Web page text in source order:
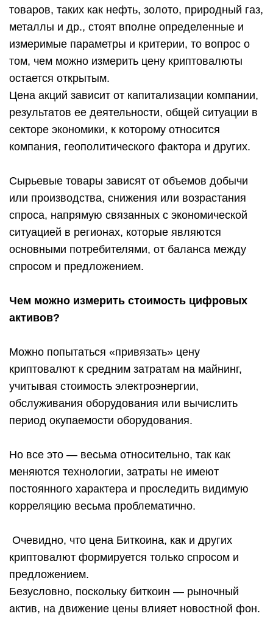
товаров, таких как нефть, золото, природный газ,
металлы и др., стоят вполне определенные и
измеримые параметры и критерии, то вопрос о
том, чем можно измерить цену криптовалюты
остается открытым.
Цена акций зависит от капитализации компании,
результатов ее деятельности, общей ситуации в
секторе экономики, к которому относится
компания, геополитического фактора и других.
Сырьевые товары зависят от объемов добычи
или производства, снижения или возрастания
спроса, напрямую связанных с экономической
ситуацией в регионах, которые являются
основными потребителями, от баланса между
спросом и предложением.
Чем можно измерить стоимость цифровых
активов?
Можно попытаться «привязать» цену
криптовалют к средним затратам на майнинг,
учитывая стоимость электроэнергии,
обслуживания оборудования или вычислить
период окупаемости оборудования.
Но все это — весьма относительно, так как
меняются технологии, затраты не имеют
постоянного характера и проследить видимую
корреляцию весьма проблематично.
Очевидно, что цена Биткоина, как и других
криптовалют формируется только спросом и
предложением.
Безусловно, поскольку биткоин — рыночный
актив, на движение цены влияет новостной фон.